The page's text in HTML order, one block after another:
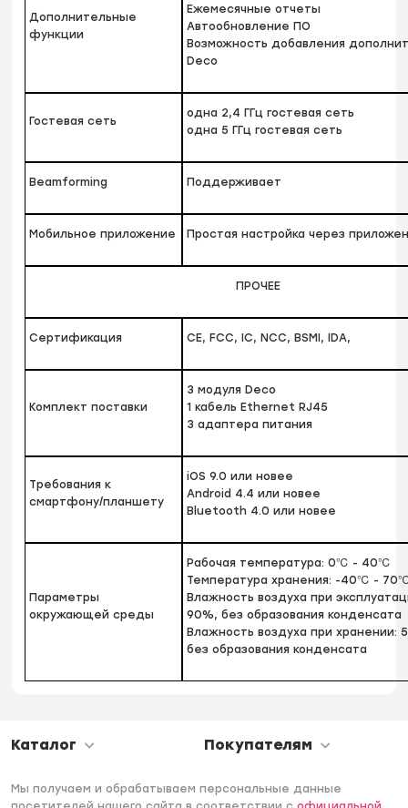
Дополнительные
функции
Ежемесячные отчеты
Автообновление ПО
Возможность добавления
Deco
Гостевая сеть
одна 2,4 ГГц гостевая сеть
одна 5 ГГц гостевая сеть
Beamforming Поддерживает
Мобильное приложение Простая настройка через
ПРОЧЕЕ
Сертификация CE, FCC, IC, NCC, BSMI, IDA,
Комплект поставки
3 модуля Deco
1 кабель Ethernet RJ45
3 адаптера питания
Требования к
смартфону/планшету
iOS 9.0 или новее
Android 4.4 или новее
Bluetooth 4.0 или новее
Параметры
окружающей среды
Рабочая температура: 0℃ - 40℃
Температура хранения: -40℃ -
Влажность воздуха при
90%, без образования конденсата
Влажность воздуха при хранении:
без образования конденсата
Каталог Покупателям
Мы получаем и обрабатываем персональные данные